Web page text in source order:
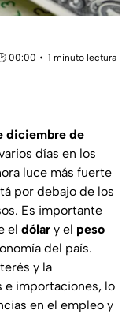
00:00
1 minuto lectura
diciembre de
días en los
luce más fuerte
por debajo de los
Es importante
el dólar y el peso
del país.
y la
importaciones, lo
en el empleo y